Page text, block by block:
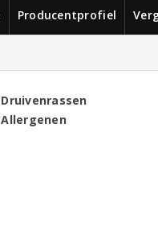
Producentprofiel
Druivenrassen
Allergenen